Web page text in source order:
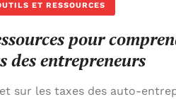
ET RESSOURCES
pour
des entrepreneurs
sur les taxes des auto-